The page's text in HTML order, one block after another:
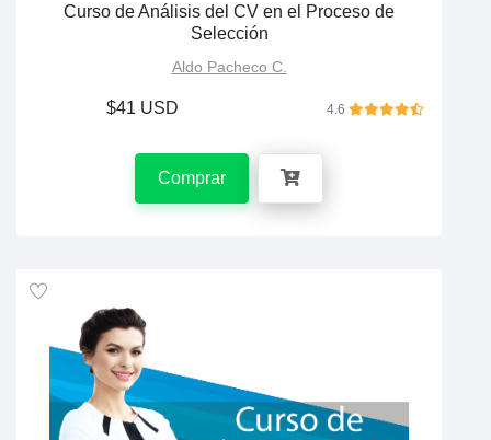
Curso de Análisis del CV en el Proceso de
Selección
Aldo Pacheco C.
$41 USD 4.6
Comprar